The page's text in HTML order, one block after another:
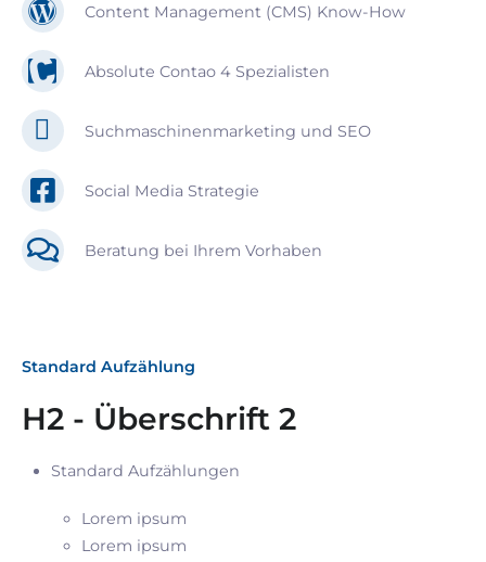
Content Management (CMS) Know-How
Absolute Contao 4 Spezialisten
Suchmaschinenmarketing und SEO
Social Media Strategie
Beratung bei Ihrem Vorhaben
Standard Aufzählung
H2 - Überschrift 2
Standard Aufzählungen
Lorem ipsum
Lorem ipsum